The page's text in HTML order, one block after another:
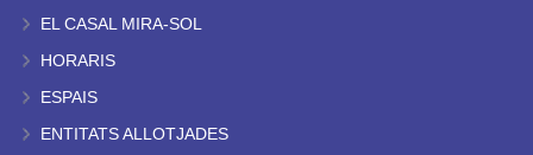
EL CASAL MIRA-SOL
HORARIS
ESPAIS
ENTITATS ALLOTJADES